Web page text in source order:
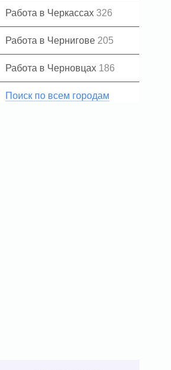
Работа в Черкассах 326
Работа в Чернигове 205
Работа в Черновцах 186
Поиск по всем городам